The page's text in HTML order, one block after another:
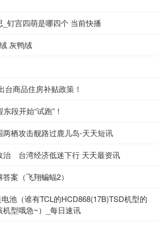
钉宫四萌是哪四个 当前快播
灰鸭绒
台商品住房补贴政策！
段开始“试跑”！
两栖攻击舰路过鹿儿岛-天天短讯
治 台湾经济低迷下行 天天最资讯
案（飞翔蝙蝠2）
池（谁有TCL的HCD868(17B)TSD机型的
型哦急~）_每日速讯